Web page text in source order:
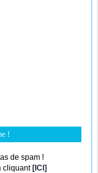
de spam !
cliquant [ICI]